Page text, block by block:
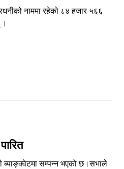
नाममा रहेको ८४ हजार ५६६
।
ब्याङ्क्वेटमा सम्पन्न भएको छ।सभाले